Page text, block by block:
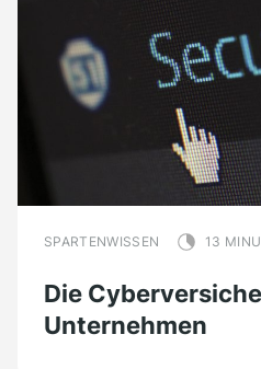
SPARTENWISSEN 13
Die
Unternehmen